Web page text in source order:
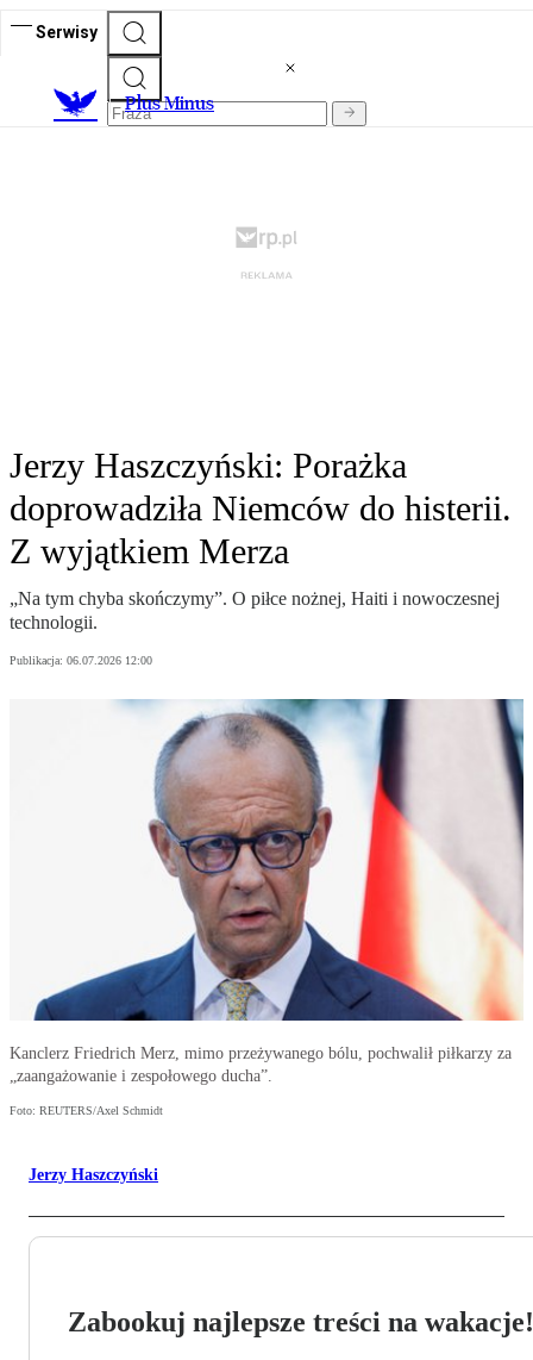
Serwisy
Plus Minus
Jerzy Haszczyński: Porażka
doprowadziła Niemców do histerii.
Z wyjątkiem Merza
„Na tym chyba skończymy”. O piłce nożnej, Haiti i nowoczesnej
technologii.
Publikacja: 06.07.2026 12:00
Kanclerz Friedrich Merz, mimo przeżywanego bólu, pochwalił piłkarzy za
„zaangażowanie i zespołowego ducha”.
Foto: REUTERS/Axel Schmidt
Jerzy Haszczyński
Zabookuj najlepsze treści na wakacje!